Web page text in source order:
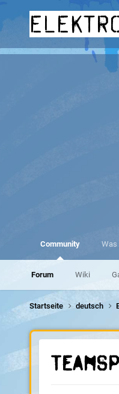
Community
Forum Wiki
Was
Startseite deutsch